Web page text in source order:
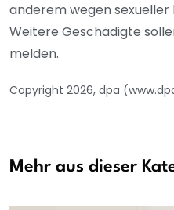
anderem wegen
Weitere Geschädigte
melden.
Copyright 2026, dpa
Mehr aus dieser